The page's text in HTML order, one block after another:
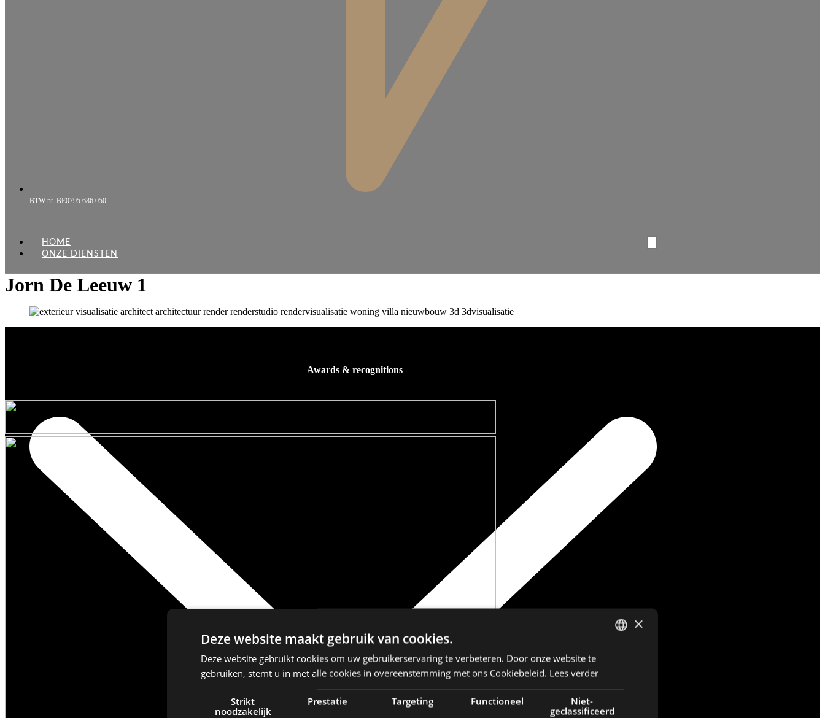
BTW nr. BE0795.686.050
HOME
ONZE DIENSTEN
Jorn De Leeuw 1
Awards & recognitions
×
Deze website maakt gebruik van cookies.
Deze website gebruikt cookies om uw gebruikerservaring te verbeteren. Door onze website te
gebruiken, stemt u in met alle cookies in overeenstemming met ons Cookiebeleid. Lees verder
Strikt
noodzakelijk
Prestatie Targeting Functioneel
Niet-
geclassificeerd